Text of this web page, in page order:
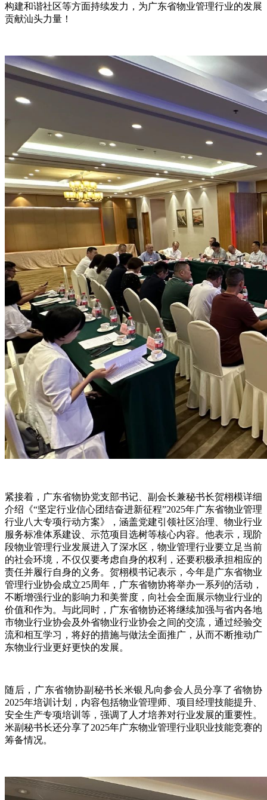
构建和谐社区等方面持续发力，为广东省物业管理行业的发展
贡献汕头力量！
紧接着， 广东省物协党支部书记、副会长兼秘书长贺栩模详细
介绍《“坚定行业信心团结奋进新征程”2025年广东省物业管理
行业八大专项行动方案》，涵盖党建引领社区治理、物业行业
服务标准体系建设、示范项目选树等核心内容。 他表示，现阶
段物业管理行业发展进入了深水区，物业管理行业要立足当前
的社会环境，不仅仅要考虑自身的权利，还要积极承担相应的
责任并履行自身的义务。贺栩模书记表示，今年是广东省物业
管理行业协会成立25周年， 广东省物协将举办一系列的活动，
不断增强行业的影响力和美誉度，向社会全面展示物业行业的
价值和作为。与此同时，广东省物协还将继续加强与省内各地
市物业行业协会及外省物业行业协会之间的交流，通过经验交
流和相互学习，将好的措施与做法全面推广，从而不断推动广
东物业行业更好更快的发展。
随后， 广东省物协副秘书长米银凡向参会人员分享了省物协
2025年培训计划
， 内容包括物业管理师、项目经理技能提升、
安全生产专项培训等，强调了 人才培养对行业发展的重要性。
米副秘书长还分享了2025年广东物业管理行业职业技能竞赛的
筹备情况。